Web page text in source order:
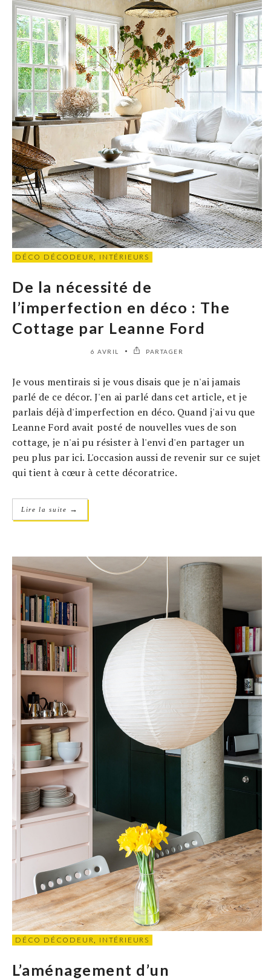
DÉCO DÉCODEUR INTÉRIEURS
De la nécessité de
l’imperfection en déco : The
Cottage par Leanne Ford
6 AVRIL PARTAGER
Je vous mentirais si je vous disais que je n'ai jamais
parlé de ce décor. J'en ai parlé dans cet article, et je
parlais déjà d'imperfection en déco. Quand j'ai vu que
Leanne Ford avait posté de nouvelles vues de son
cottage, je n'ai pu résister à l'envi d'en partager un
peu plus par ici. L'occasion aussi de revenir sur ce sujet
qui tient à cœur à cette décoratrice.
Lire la suite →
DÉCO DÉCODEUR INTÉRIEURS
L’aménagement d’un